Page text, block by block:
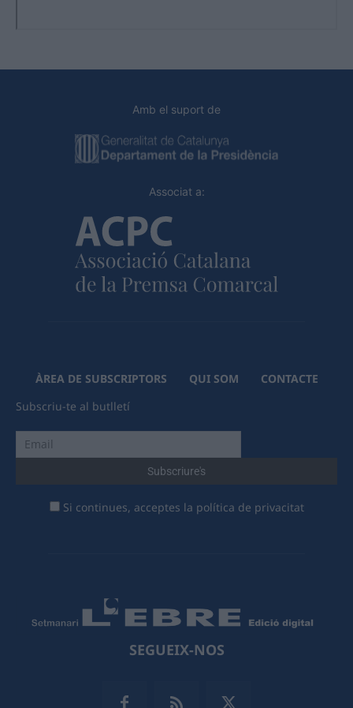
Amb el suport de
Associat a:
ÀREA DE SUBSCRIPTORS QUI SOM
CONTACTE
Subscriu-te al butlletí
Si continues, acceptes la política de privacitat
SEGUEIX-NOS